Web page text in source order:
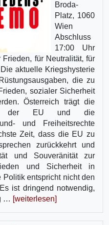
Broda-
Platz, 1060
Wien
Abschluss
17:00 Uhr
für Neutralität, für
aktuelle Kriegshysterie
die zu
sozialer Sicherheit
Österreich trägt die
der EU und die
und Freiheitsrechte
Zeit, dass die EU zu
zurückkehrt und
und Souveränität zur
und Sicherheit in
Politik entspricht nicht den
ist dringend notwendig,
… [weiterlesen]